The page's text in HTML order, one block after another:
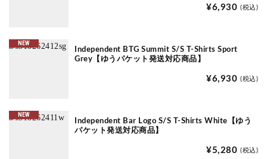
¥6,930 (税込)
NEW
Independent BTG Summit S/S T-Shirts Sport
Grey【ゆうパケット発送対応商品】
¥6,930 (税込)
NEW
Independent Bar Logo S/S T-Shirts White【ゆう
パケット発送対応商品】
¥5,280 (税込)